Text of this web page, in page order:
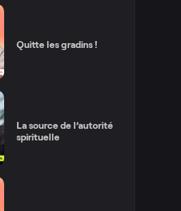
Quitte les gradins !
La source de l’autorité
spirituelle